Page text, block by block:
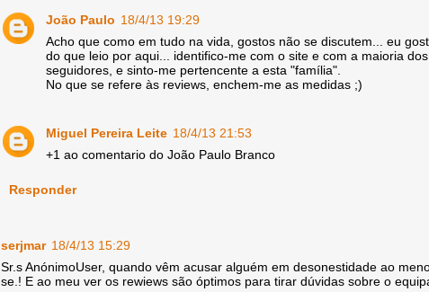
João Paulo 18/4/13 19:29
Acho que como em tudo na vida, gostos não se discutem... eu
do que leio por aqui... identifico-me com o site e com a maioria
seguidores, e sinto-me pertencente a esta "família".
No que se refere às reviews, enchem-me as medidas ;)
Miguel Pereira Leite 18/4/13 21:53
+1 ao comentario do João Paulo Branco
Responder
serjmar 18/4/13 15:29
Sr.s AnónimoUser, quando vêm acusar alguém em desonestidade ao
se.! E ao meu ver os rewiews são óptimos para tirar dúvidas sobre o